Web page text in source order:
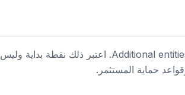
يظهر MultiBank Group في الملف مع FSC و Additional entities listed on Myfxbook. اعتبر ذلك نقطة بداية وليس
حماية المستثمر.